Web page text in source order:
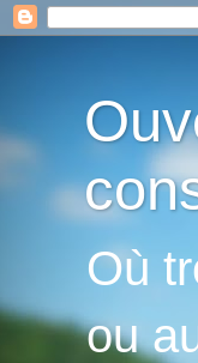
Où
ou